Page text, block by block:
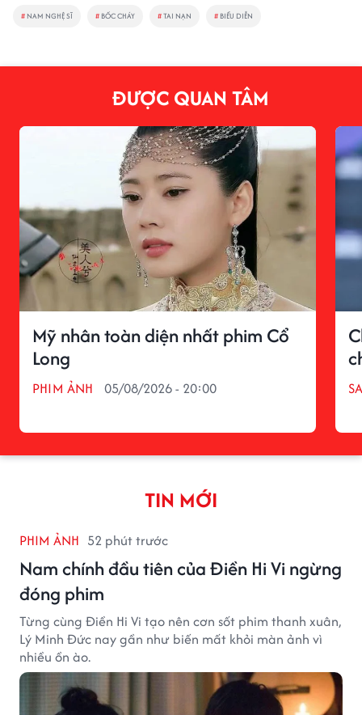
# NAM NGHỆ SĨ # BỐC CHÁY #TAI NẠN # BIỂU DIỄN
ĐƯỢC QUAN TÂM
Mỹ nhân toàn diện nhất phim Cổ
Long
PHIM ẢNH 05/08/2026 - 20:00
TIN MỚI
PHIM ẢNH 52 phút trước
Nam chính đầu tiên của Điền Hi Vi ngừng
đóng phim
Từng cùng Điền Hi Vi tạo nên cơn sốt phim thanh xuân,
Lý Minh Đức nay gần như biến mất khỏi màn ảnh vì
nhiều ồn ào.